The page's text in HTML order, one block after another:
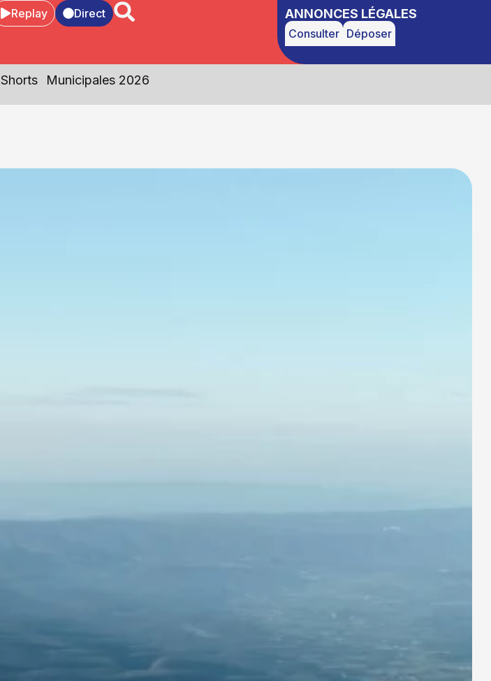
Replay Direct ANNONCES LÉGALES
Consulter Déposer
Shorts Municipales 2026